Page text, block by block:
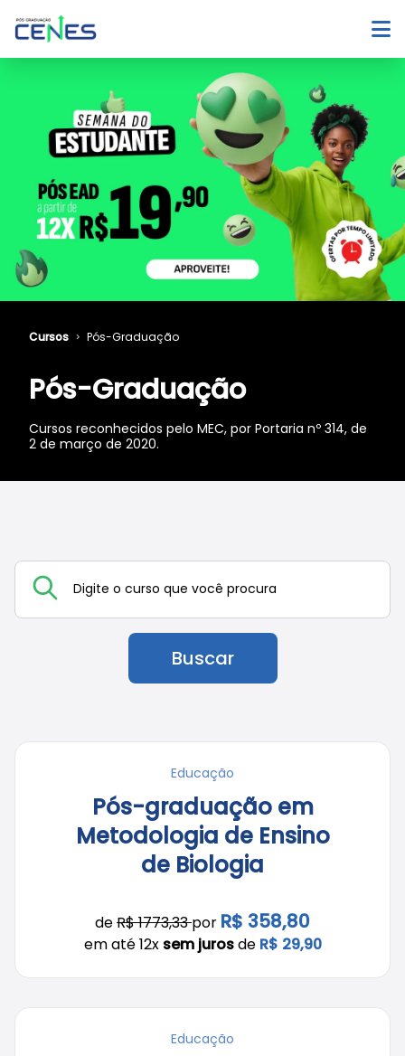
Pós-Graduação
Cursos reconhecidos pelo MEC, por Portaria nº 314, de
2 de março de 2020.
Cursos Pós-Graduação
Buscar
Educação
Pós-graduação em
Metodologia de Ensino
de Biologia
deR$ 1773,33por R$ 358,80
em até 12x sem jurosde R$ 29,90
Educação